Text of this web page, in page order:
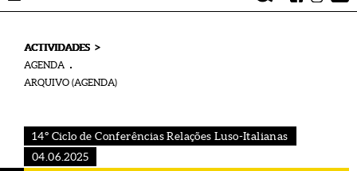
ACTIVIDADES >
AGENDA
ARQUIVO (AGENDA)
14º Ciclo de Conferências Relações Luso-Italianas
04.06.2025